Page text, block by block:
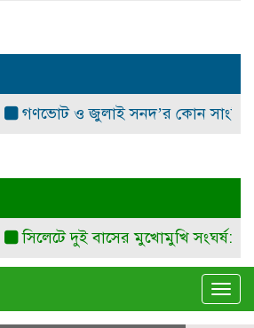
গণভোট ও জুলাই সনদ’র কোন
সিলেটে দুই বাসের মুখোমুখি সংঘর্ষ: নিহত ৭